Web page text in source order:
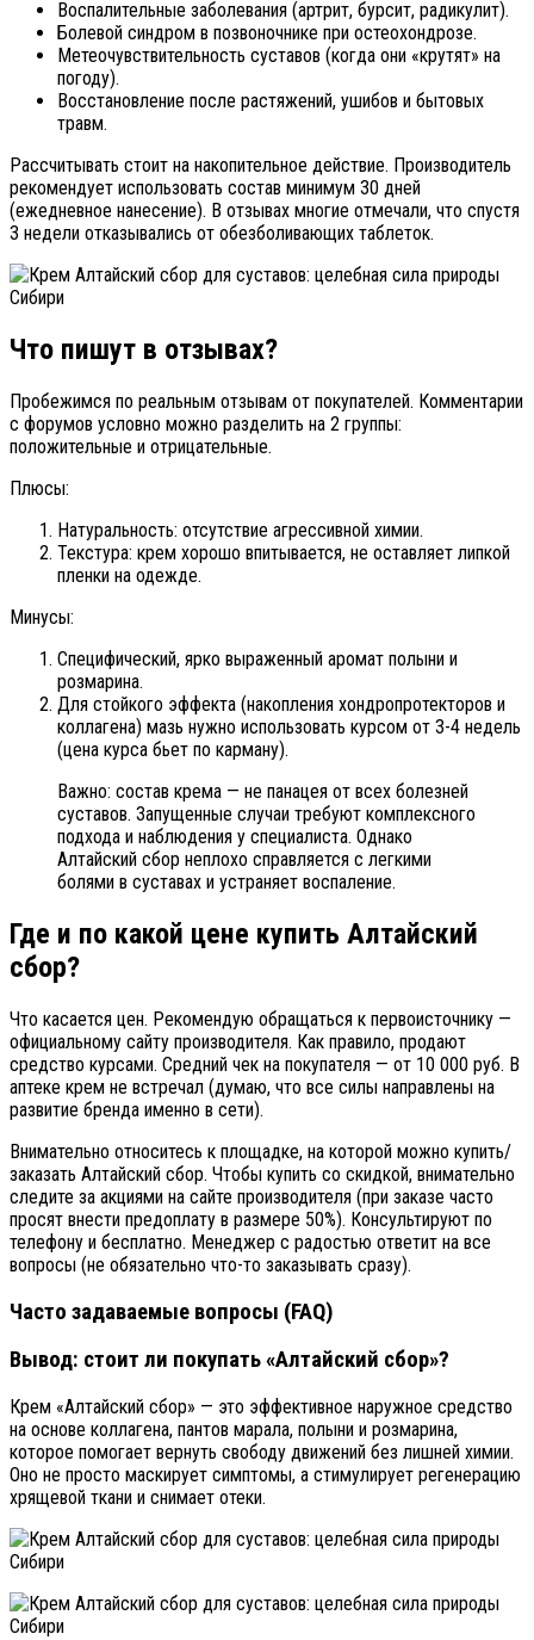
Воспалительные заболевания (артрит, бурсит, радикулит).
Болевой синдром в позвоночнике при остеохондрозе.
Метеочувствительность суставов (когда они «крутят» на
погоду).
Восстановление после растяжений, ушибов и бытовых
травм.
Рассчитывать стоит на накопительное действие. Производитель
рекомендует использовать состав минимум 30 дней
(ежедневное нанесение). В отзывах многие отмечали, что спустя
3 недели отказывались от обезболивающих таблеток.
Что пишут в отзывах?
Пробежимся по реальным отзывам от покупателей. Комментарии
с форумов условно можно разделить на 2 группы:
положительные и отрицательные.
Плюсы:
Натуральность: отсутствие агрессивной химии.
Текстура: крем хорошо впитывается, не оставляет липкой
пленки на одежде.
Минусы:
Специфический, ярко выраженный аромат полыни и
розмарина.
Для стойкого эффекта (накопления хондропротекторов и
коллагена) мазь нужно использовать курсом от 3-4 недель
(цена курса бьет по карману).
Важно: состав крема — не панацея от всех болезней
суставов. Запущенные случаи требуют комплексного
подхода и наблюдения у специалиста. Однако
Алтайский сбор неплохо справляется с легкими
болями в суставах и устраняет воспаление.
Где и по какой цене купить Алтайский
сбор?
Что касается цен. Рекомендую обращаться к первоисточнику —
официальному сайту производителя. Как правило, продают
средство курсами. Средний чек на покупателя — от 10 000 руб. В
аптеке крем не встречал (думаю, что все силы направлены на
развитие бренда именно в сети).
Внимательно относитесь к площадке, на которой можно купить/
заказать Алтайский сбор. Чтобы купить со скидкой, внимательно
следите за акциями на сайте производителя (при заказе часто
просят внести предоплату в размере 50%). Консультируют по
телефону и бесплатно. Менеджер с радостью ответит на все
вопросы (не обязательно что-то заказывать сразу).
Часто задаваемые вопросы (FAQ)
Вывод: стоит ли покупать «Алтайский сбор»?
Крем «Алтайский сбор» — это эффективное наружное средство
на основе коллагена, пантов марала, полыни и розмарина,
которое помогает вернуть свободу движений без лишней химии.
Оно не просто маскирует симптомы, а стимулирует регенерацию
хрящевой ткани и снимает отеки.